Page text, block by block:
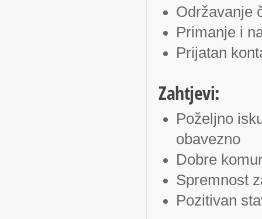
Održavanje
Primanje i
Prijatan
Zahtjevi:
Poželjno
obavezno
Dobre
Spremnost
Pozitivan